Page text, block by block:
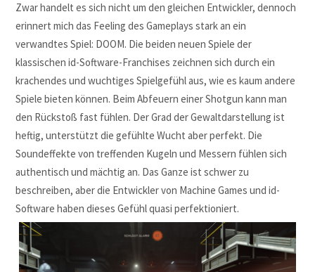
Zwar handelt es sich nicht um den gleichen Entwickler, dennoch
erinnert mich das Feeling des Gameplays stark an ein
verwandtes Spiel: DOOM. Die beiden neuen Spiele der
klassischen id-Software-Franchises zeichnen sich durch ein
krachendes und wuchtiges Spielgefühl aus, wie es kaum andere
Spiele bieten können. Beim Abfeuern einer Shotgun kann man
den Rückstoß fast fühlen. Der Grad der Gewaltdarstellung ist
heftig, unterstützt die gefühlte Wucht aber perfekt. Die
Soundeffekte von treffenden Kugeln und Messern fühlen sich
authentisch und mächtig an. Das Ganze ist schwer zu
beschreiben, aber die Entwickler von Machine Games und id-
Software haben dieses Gefühl quasi perfektioniert.